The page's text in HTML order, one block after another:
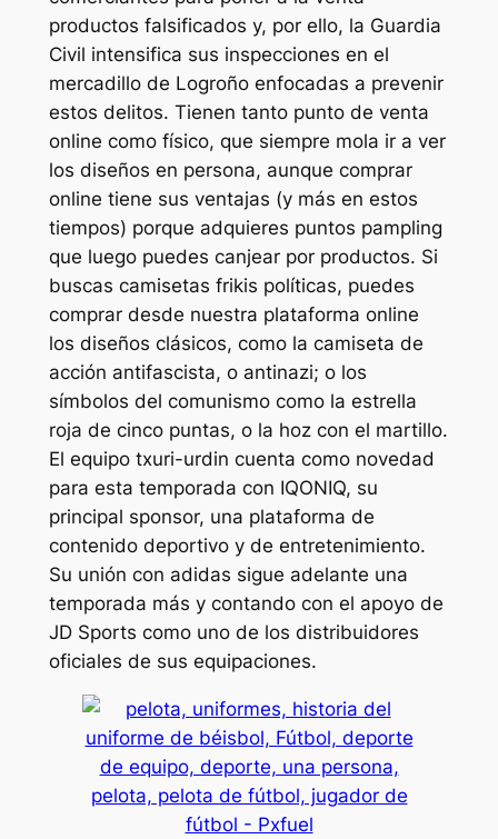
productos falsificados y, por ello, la Guardia
Civil intensifica sus inspecciones en el
mercadillo de Logroño enfocadas a prevenir
estos delitos. Tienen tanto punto de venta
online como físico, que siempre mola ir a ver
los diseños en persona, aunque comprar
online tiene sus ventajas (y más en estos
tiempos) porque adquieres puntos pampling
que luego puedes canjear por productos. Si
buscas camisetas frikis políticas, puedes
comprar desde nuestra plataforma online
los diseños clásicos, como la camiseta de
acción antifascista, o antinazi; o los
símbolos del comunismo como la estrella
roja de cinco puntas, o la hoz con el martillo.
El equipo txuri-urdin cuenta como novedad
para esta temporada con IQONIQ, su
principal sponsor, una plataforma de
contenido deportivo y de entretenimiento.
Su unión con adidas sigue adelante una
temporada más y contando con el apoyo de
JD Sports como uno de los distribuidores
oficiales de sus equipaciones.